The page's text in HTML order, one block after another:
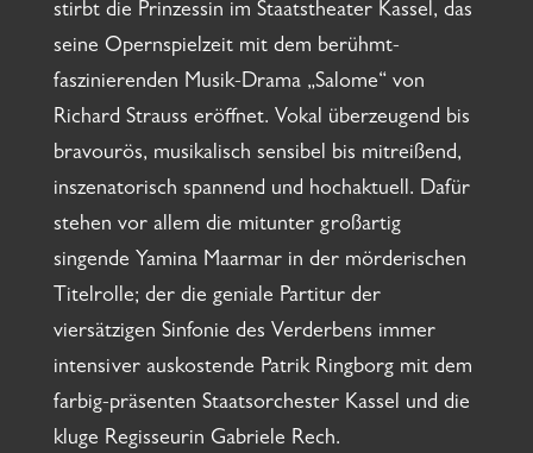
stirbt die Prinzessin im Staatstheater Kassel, das
seine Opernspielzeit mit dem berühmt-
faszinierenden Musik-Drama „Salome“ von
Richard Strauss eröffnet. Vokal überzeugend bis
bravourös, musikalisch sensibel bis mitreißend,
inszenatorisch spannend und hochaktuell. Dafür
stehen vor allem die mitunter großartig
singende Yamina Maarmar in der mörderischen
Titelrolle; der die geniale Partitur der
viersätzigen Sinfonie des Verderbens immer
intensiver auskostende Patrik Ringborg mit dem
farbig-präsenten Staatsorchester Kassel und die
kluge Regisseurin Gabriele Rech.